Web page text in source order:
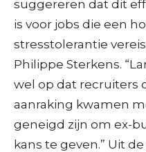
suggereren dat dit
is voor jobs die een
stresstolerantie
Philippe Sterkens.
wel op dat recruiters
aanraking kwamen
geneigd zijn om ex-
kans te geven.” Uit